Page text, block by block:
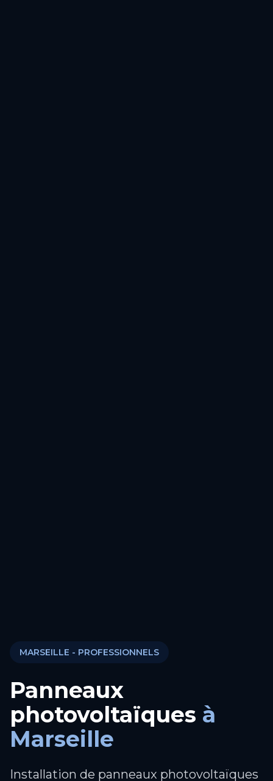
MARSEILLE - PROFESSIONNELS
Panneaux
photovoltaïques à
Marseille
Installation de panneaux photovoltaïques